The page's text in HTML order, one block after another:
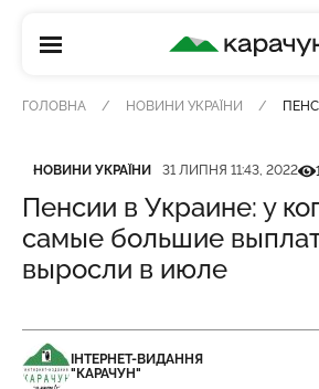
КАРАЧУН
ГОЛОВНА НОВИНИ УКРАЇНИ
Категорія
НОВИНИ УКРАЇНИ
Дата публікації 31 ЛИПНЯ 11:43, 2022
Пенсии в Украине: у
самые большие
выросли в июле
ІНТЕРНЕТ-ВИДАННЯ
"КАРАЧУН"